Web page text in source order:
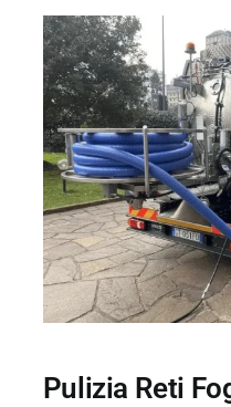
Pulizia Reti